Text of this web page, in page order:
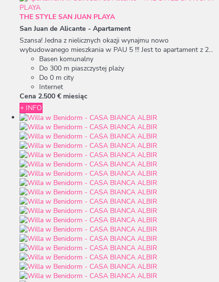
THE STYLE SAN JUAN PLAYA
San Juan de Alicante - Apartament
Szansa! Jedna z nielicznych okazji wynajmu nowo
wybudowanego mieszkania w PAU 5 !!! Jest to apartament z 2...
Basen komunalny
Do 300 m piaszczystej plaży
Do 0 m city
Internet
Cena 2.500 € miesiąc
+ INFO